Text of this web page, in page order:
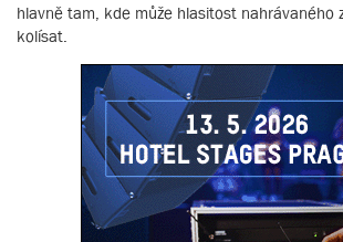
hlavně tam, kde může hlasitost nahrávaného
kolísat.